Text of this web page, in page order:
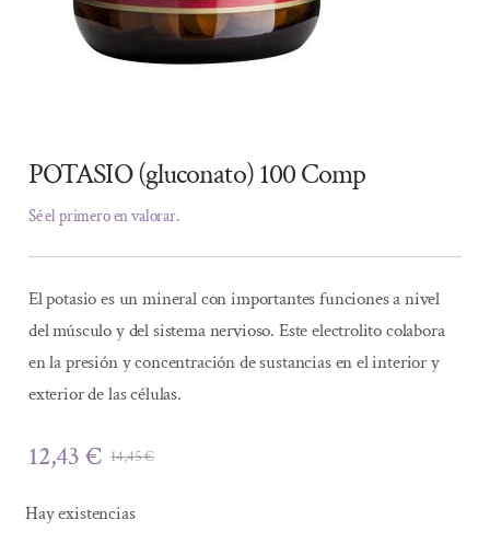
POTASIO (gluconato) 100 Comp
Sé el primero en valorar.
El potasio es un mineral con importantes funciones a nivel
del músculo y del sistema nervioso. Este electrolito colabora
en la presión y concentración de sustancias en el interior y
exterior de las células.
14,45€El
12,43€
El
Hay existencias